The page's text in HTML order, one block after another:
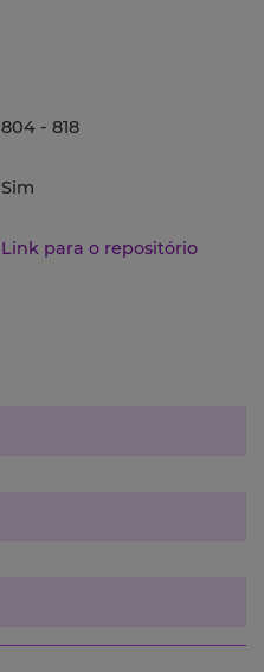
804 - 818
Sim
Link para o repositório